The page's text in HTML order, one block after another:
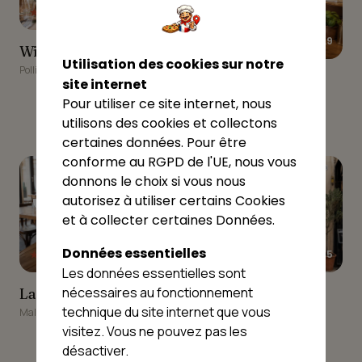
Wilki pizza remorque
★★★★☆
Wilki pizza remorque
Polliat
3.9
Bar/Restaurant
Malafretaz
La Guinguette
9
★★★☆☆ 2.5
La Guinguette
Malafretaz
Asia Truck
10
★★★★★ 5
Asia Truck
Montrevel-en-Bresse
Utilisation des cookies sur notre
site internet
Pour utiliser ce site internet, nous
utilisons des cookies et collectons
certaines données. Pour être
conforme au RGPD de l'UE, nous vous
donnons le choix si vous nous
autorisez à utiliser certains Cookies
et à collecter certaines Données.
Données essentielles
Les données essentielles sont
nécessaires au fonctionnement
technique du site internet que vous
visitez. Vous ne pouvez pas les
désactiver.